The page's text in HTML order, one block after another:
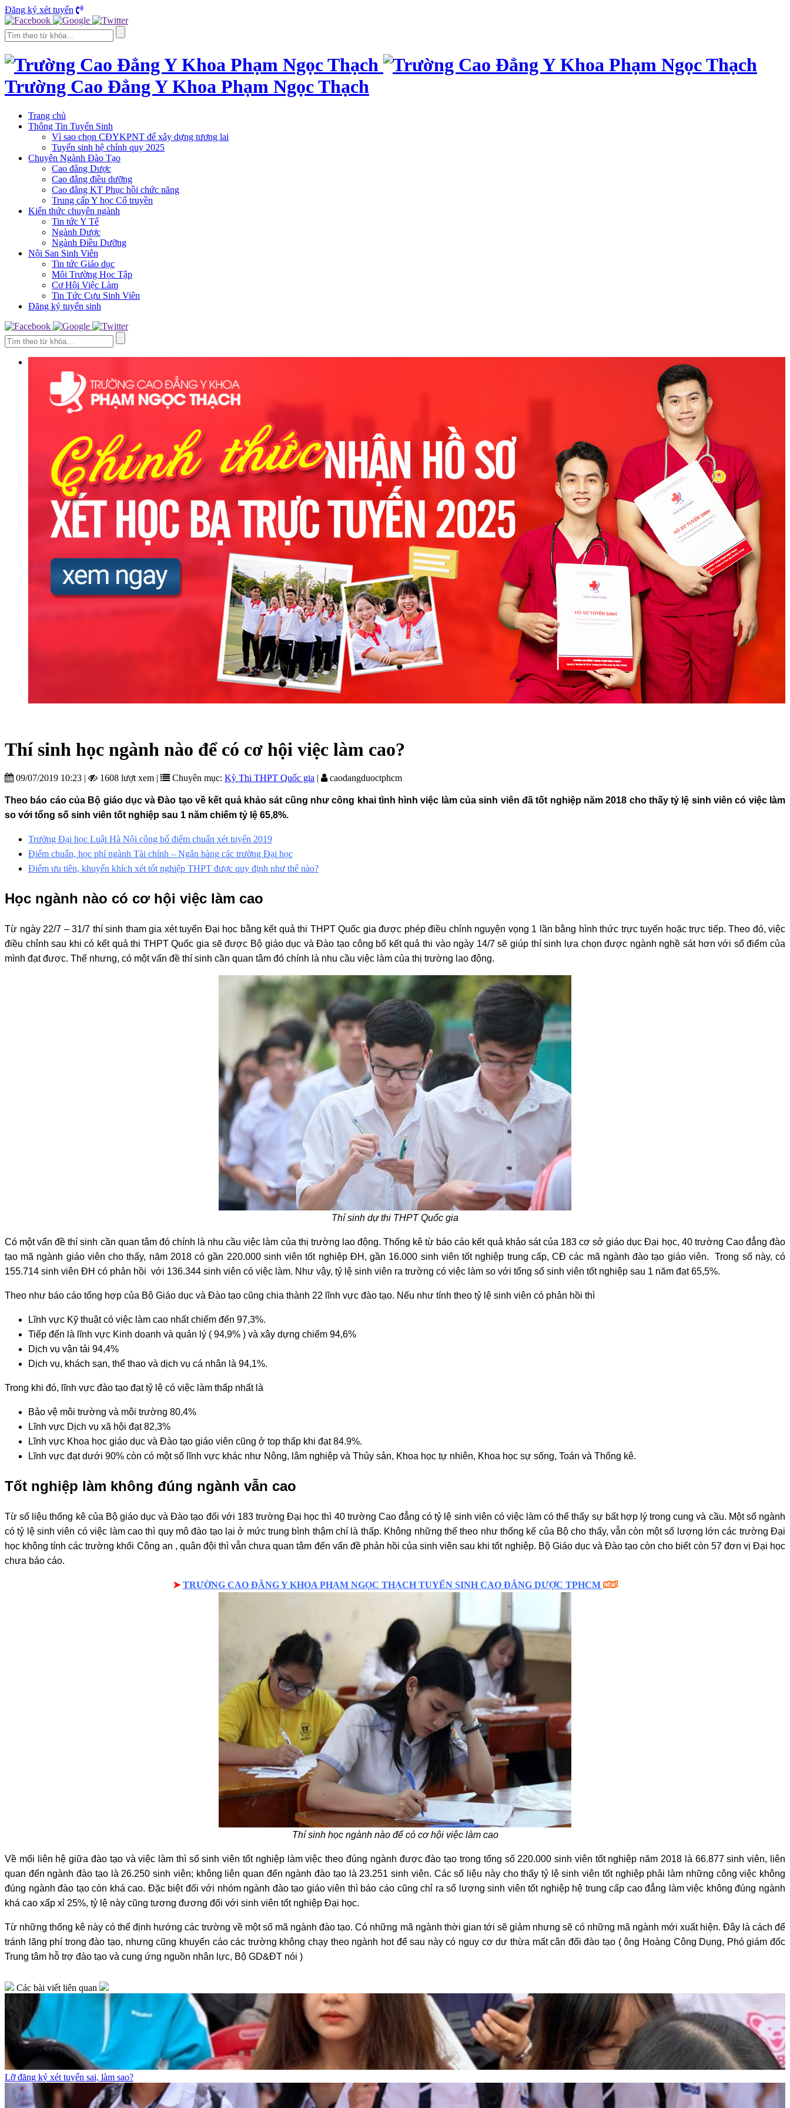
Đăng ký xét tuyển
Trường Cao Đẳng Y Khoa Phạm Ngọc Thạch
Trang chủ
Thông Tin Tuyển Sinh
Vì sao chọn CĐYKPNT để xây dựng tương lai
Tuyển sinh hệ chính quy 2025
Chuyên Ngành Đào Tạo
Cao đẳng Dược
Cao đẳng điều dưỡng
Cao đẳng KT Phục hồi chức năng
Trung cấp Y học Cổ truyền
Kiến thức chuyên ngành
Tin tức Y Tế
Ngành Dược
Ngành Điều Dưỡng
Nội San Sinh Viên
Tin tức Giáo dục
Môi Trường Học Tập
Cơ Hội Việc Làm
Tin Tức Cựu Sinh Viên
Đăng ký tuyển sinh
Thí sinh học ngành nào để có cơ hội việc làm cao?
09/07/2019 10:23 | 1608 lượt xem | Chuyên mục: Kỳ Thi THPT Quốc gia | caodangduoctphcm
Theo báo cáo của Bộ giáo dục và Đào tạo về kết quả khảo sát cũng như công khai tình hình việc làm của sinh viên đã tốt nghiệp năm 2018 cho thấy tỷ lệ sinh viên có việc làm
so với tổng số sinh viên tốt nghiệp sau 1 năm chiếm tỷ lệ 65,8%.
Trường Đại học Luật Hà Nội công bố điểm chuẩn xét tuyển 2019
Điểm chuẩn, học phí ngành Tài chính – Ngân hàng các trường Đại học
Điểm ưu tiên, khuyến khích xét tốt nghiệp THPT được quy định như thế nào?
Học ngành nào có cơ hội việc làm cao
Từ ngày 22/7 – 31/7 thí sinh tham gia xét tuyển Đại học bằng kết quả thi THPT Quốc gia được phép điều chỉnh nguyện vọng 1 lần bằng hình thức trực tuyến hoặc trực tiếp. Theo đó, việc
điều chỉnh sau khi có kết quả thi THPT Quốc gia sẽ được Bộ giáo dục và Đào tạo công bố kết quả thi vào ngày 14/7 sẽ giúp thí sinh lựa chọn được ngành nghề sát hơn với số điểm của
mình đạt được. Thế nhưng, có một vấn đề thí sinh cần quan tâm đó chính là nhu cầu việc làm của thị trường lao động.
Thí sinh dự thi THPT Quốc gia
Có một vấn đề thí sinh cần quan tâm đó chính là nhu cầu việc làm của thị trường lao động. Thống kê từ báo cáo kết quả khảo sát của 183 cơ sở giáo dục Đại học, 40 trường Cao đẳng đào
tạo mã ngành giáo viên cho thấy, năm 2018 có gần 220.000 sinh viên tốt nghiệp ĐH, gần 16.000 sinh viên tốt nghiệp trung cấp, CĐ các mã ngành đào tạo giáo viên. Trong số này, có
155.714 sinh viên ĐH có phản hồi với 136.344 sinh viên có việc làm. Như vậy, tỷ lệ sinh viên ra trường có việc làm so với tổng số sinh viên tốt nghiệp sau 1 năm đạt 65,5%.
Theo như báo cáo tổng hợp của Bộ Giáo dục và Đào tạo cũng chia thành 22 lĩnh vực đào tạo. Nếu như tính theo tỷ lệ sinh viên có phản hồi thì
Lĩnh vực Kỹ thuật có việc làm cao nhất chiếm đến 97,3%.
Tiếp đến là lĩnh vực Kinh doanh và quản lý ( 94,9% ) và xây dựng chiếm 94,6%
Dịch vụ vận tải 94,4%
Dịch vụ, khách sạn, thể thao và dịch vụ cá nhân là 94,1%.
Trong khi đó, lĩnh vực đào tạo đạt tỷ lệ có việc làm thấp nhất là
Bảo vệ môi trường và môi trường 80,4%
Lĩnh vực Dịch vụ xã hội đạt 82,3%
Lĩnh vực Khoa học giáo dục và Đào tạo giáo viên cũng ở top thấp khi đạt 84.9%.
Lĩnh vực đạt dưới 90% còn có một số lĩnh vực khác như Nông, lâm nghiệp và Thủy sản, Khoa học tự nhiên, Khoa học sự sống, Toán và Thống kê.
Tốt nghiệp làm không đúng ngành vẫn cao
Từ số liệu thống kê của Bộ giáo dục và Đào tạo đối với 183 trường Đại học thì 40 trường Cao đẳng có tỷ lệ sinh viên có việc làm có thể thấy sự bất hợp lý trong cung và cầu. Một số ngành
có tỷ lệ sinh viên có việc làm cao thì quy mô đào tạo lại ở mức trung bình thậm chí là thấp. Không những thế theo như thống kế của Bộ cho thấy, vẫn còn một số lượng lớn các trường Đại
học không tính các trường khối Công an , quân đội thì vẫn chưa quan tâm đến vấn đề phản hồi của sinh viên sau khi tốt nghiệp. Bộ Giáo dục và Đào tạo còn cho biết còn 57 đơn vị Đại học
chưa báo cáo.
➤ TRƯỜNG CAO ĐẲNG Y KHOA PHẠM NGỌC THẠCH TUYỂN SINH CAO ĐẲNG DƯỢC TPHCM
Thí sinh học ngành nào để có cơ hội việc làm cao
Về mối liên hệ giữa đào tạo và việc làm thì số sinh viên tốt nghiệp làm việc theo đúng ngành được đào tạo trong tổng số 220.000 sinh viên tốt nghiệp năm 2018 là 66.877 sinh viên, liên
quan đến ngành đào tạo là 26.250 sinh viên; không liên quan đến ngành đào tạo là 23.251 sinh viên. Các số liệu này cho thấy tỷ lệ sinh viên tốt nghiệp phải làm những công việc không
đúng ngành đào tạo còn khá cao. Đặc biệt đối với nhóm ngành đào tạo giáo viên thì báo cáo cũng chỉ ra số lượng sinh viên tốt nghiệp hệ trung cấp cao đẳng làm việc không đúng ngành
khá cao xấp xỉ 25%, tỷ lệ này cũng tương đương đối với sinh viên tốt nghiệp Đại học.
Từ những thống kê này có thể định hướng các trường về một số mã ngành đào tạo. Có những mã ngành thời gian tới sẽ giảm nhưng sẽ có những mã ngành mới xuất hiện. Đây là cách để
tránh lãng phí trong đào tạo, nhưng cũng khuyến cáo các trường không chạy theo ngành hot để sau này có nguy cơ dư thừa mất cân đối đào tạo ( ông Hoàng Công Dụng, Phó giám đốc
Trung tâm hỗ trợ đào tạo và cung ứng nguồn nhân lực, Bộ GD&ĐT nói )
Các bài viết liên quan
Lỡ đăng ký xét tuyển sai, làm sao?